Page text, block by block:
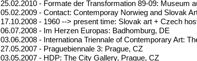
25.02.2010 - Formate der Transformation 89-09: Museum
05.02.2009 - Contact: Contemporay Norwieg and Slovak
17.10.2008 - 1960 --> present time: Slovak art + Czech
06.07.2008 - Im Herzen Europas: Badhomburg, DE
03.06.2008 - Internationa Triennale of Contemporary Art:
27.05.2007 - Praguebiennale 3: Prague, CZ
03.05.2007 - HDP: The City Gallery, Prague, CZ